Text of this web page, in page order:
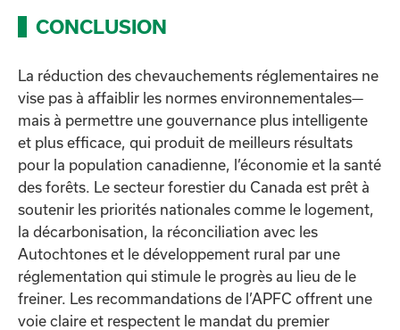
CONCLUSION
La réduction des chevauchements réglementaires ne
vise pas à affaiblir les normes environnementales—
mais à permettre une gouvernance plus intelligente
et plus efficace, qui produit de meilleurs résultats
pour la population canadienne, l’économie et la santé
des forêts. Le secteur forestier du Canada est prêt à
soutenir les priorités nationales comme le logement,
la décarbonisation, la réconciliation avec les
Autochtones et le développement rural par une
réglementation qui stimule le progrès au lieu de le
freiner. Les recommandations de l’APFC offrent une
voie claire et respectent le mandat du premier